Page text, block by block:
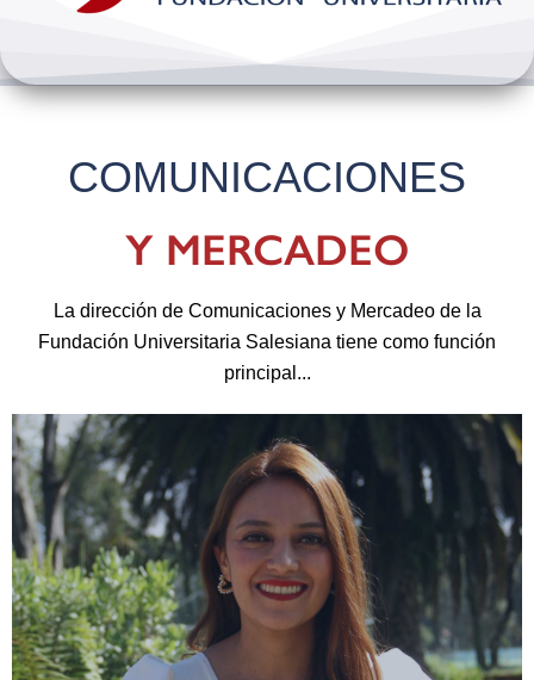
Internacionalización
Investigación
Extension y desarrollo
COMUNICACIONES
Y MERCADEO
La dirección de Comunicaciones y Mercadeo de la
Fundación Universitaria Salesiana tiene como función
principal...